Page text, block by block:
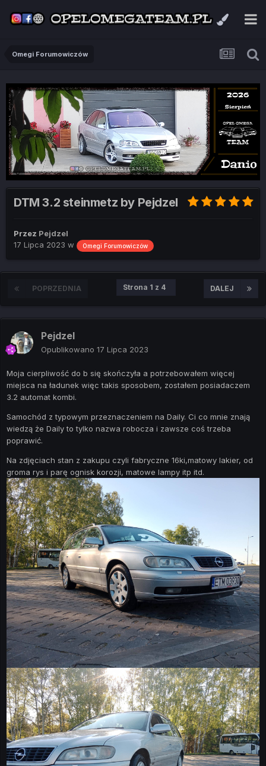
Omegi Forumowiczów
DTM 3.2 steinmetz by Pejdzel
Przez Pejdzel
17 Lipca 2023 w Omegi Forumowiczów
POPRZEDNIA DALEJ
Strona 1 z 4
Pejdzel
Opublikowano 17 Lipca 2023
Moja cierpliwość do b się skończyła a potrzebowałem więcej
miejsca na ładunek więc takis sposobem, zostałem posiadaczem
3.2 automat kombi.
Samochód z typowym przeznaczeniem na Daily. Ci co mnie znają
wiedzą że Daily to tylko nazwa robocza i zawsze coś trzeba
poprawić.
Na zdjęciach stan z zakupu czyli fabryczne 16ki,matowy lakier, od
groma rys i parę ognisk korozji, matowe lampy itp itd.